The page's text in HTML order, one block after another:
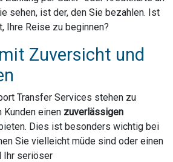
sehen, ist der, den Sie bezahlen. Ist
Ihre Reise zu beginnen?
Zuversicht und
Transfer Services stehen zu
Kunden einen zuverlässigen
Dies ist besonders wichtig bei
Sie vielleicht müde sind oder einen
Ihr seriöser